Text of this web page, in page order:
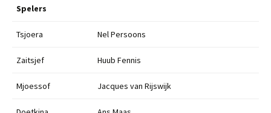
Spelers
Tsjoera Nel Persoons
Zaitsjef Huub Fennis
Mjoessof Jacques van Rijswijk